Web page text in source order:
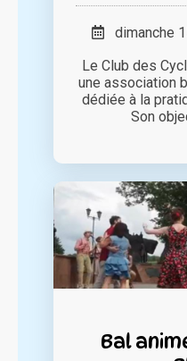
dimanche
Le Club des
une association
dédiée à la
Son
Bal